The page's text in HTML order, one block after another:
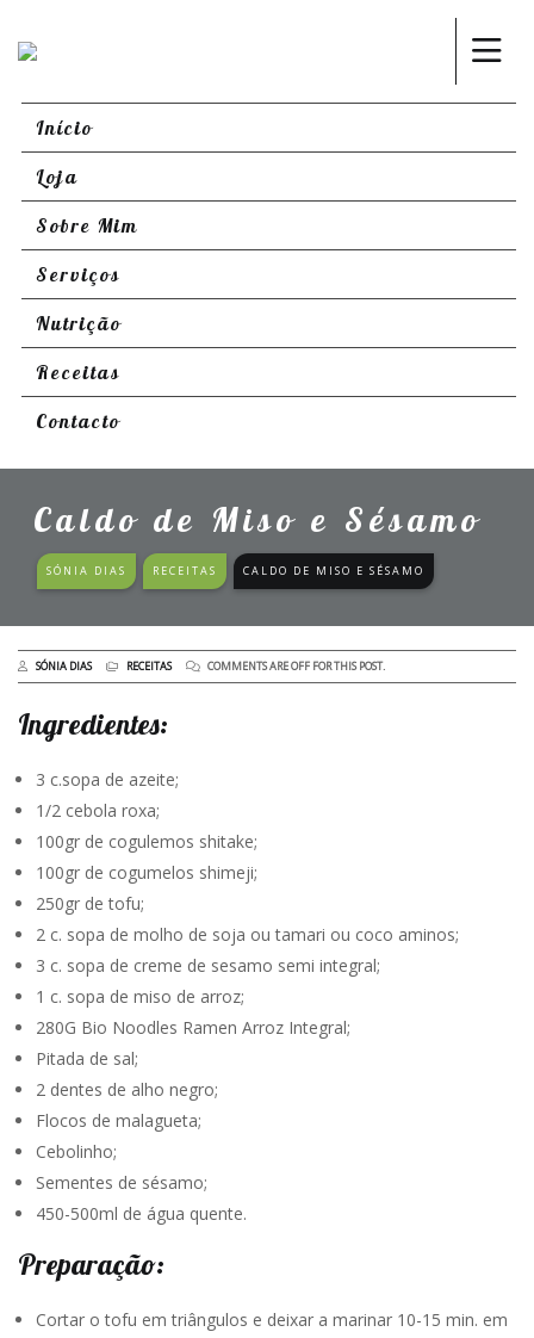
Início
Loja
Sobre Mim
Serviços
Nutrição
Receitas
Contacto
Caldo de Miso e Sésamo
SÓNIA DIAS RECEITAS CALDO DE MISO E SÉSAMO
SÓNIA DIAS RECEITAS COMMENTS ARE OFF FOR THIS POST.
Ingredientes:
3 c.sopa de azeite;
1/2 cebola roxa;
100gr de cogulemos shitake;
100gr de cogumelos shimeji;
250gr de tofu;
2 c. sopa de molho de soja ou tamari ou coco aminos;
3 c. sopa de creme de sesamo semi integral;
1 c. sopa de miso de arroz;
280G Bio Noodles Ramen Arroz Integral;
Pitada de sal;
2 dentes de alho negro;
Flocos de malagueta;
Cebolinho;
Sementes de sésamo;
450-500ml de água quente.
Preparação:
Cortar o tofu em triângulos e deixar a marinar 10-15 min. em